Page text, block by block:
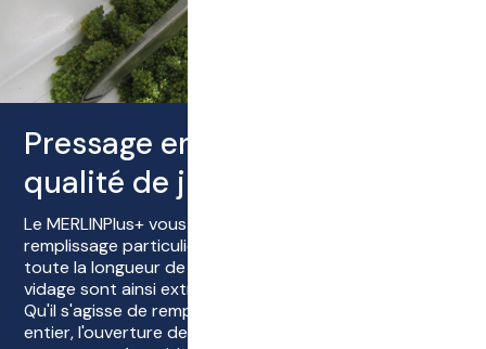
Pressage en douceur pour une
qualité de jus optimale
Le MERLINPlus+ vous offre une ouverture de
remplissage particulièrement grande, qui s'étend sur
toute la longueur de la presse. Le remplissage et le
vidage sont ainsi extrêmement simplifiés et accélérés.
Qu'il s'agisse de remplissage de moût ou de raisin
entier, l'ouverture de remplissage unique en son genre